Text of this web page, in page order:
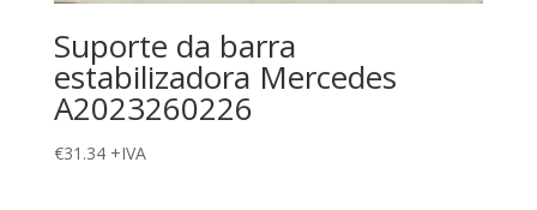
Suporte da barra
estabilizadora Mercedes
A2023260226
€31.34 +IVA